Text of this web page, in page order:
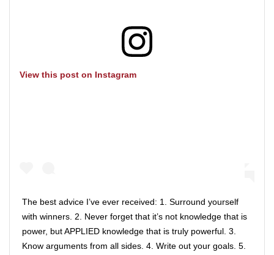
View this post on Instagram
The best advice I’ve ever received: 1. Surround yourself
with winners. 2. Never forget that it’s not knowledge that is
power, but APPLIED knowledge that is truly powerful. 3.
Know arguments from all sides. 4. Write out your goals. 5.